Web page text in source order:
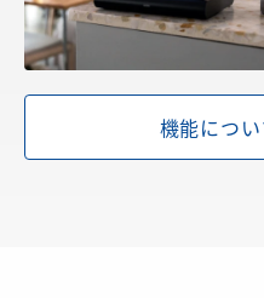
機能につ